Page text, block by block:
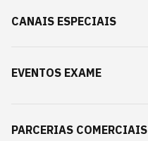
CANAIS ESPECIAIS
EVENTOS EXAME
PARCERIAS COMERCIAIS